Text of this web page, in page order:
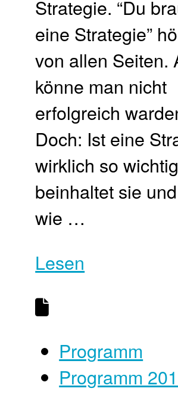
Strategie. “Du
eine Strategie”
von allen Seiten.
könne man nicht
erfolgreich
Doch: Ist eine
wirklich so
beinhaltet sie
wie …
Lesen
Programm
Programm